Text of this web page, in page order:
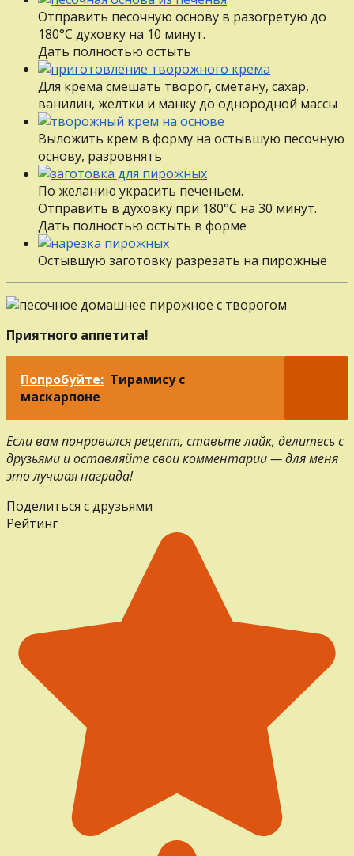
Отправить песочную основу в разогретую до
180°С духовку на 10 минут.
Дать полностью остыть
Для крема смешать творог, сметану, сахар,
ванилин, желтки и манку до однородной массы
Выложить крем в форму на остывшую песочную
основу, разровнять
По желанию украсить печеньем.
Отправить в духовку при 180°С на 30 минут.
Дать полностью остыть в форме
Остывшую заготовку разрезать на пирожные
Приятного аппетита!
Попробуйте: Тирамису с
маскарпоне
Если вам понравился рецепт, ставьте лайк, делитесь с
друзьями и оставляйте свои комментарии — для меня
это лучшая награда!
Поделиться с друзьями
Рейтинг